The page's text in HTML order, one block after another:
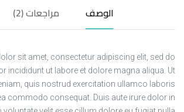
الوصف مراجعات (2)
sit amet, consectetur adipiscing elit, sed do
incididunt ut labore et dolore magna aliqua. Ut
quis nostrud exercitation ullamco laboris
commodo consequat. Duis aute irure dolor in